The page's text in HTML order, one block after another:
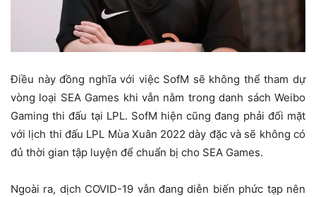
Điều này đồng nghĩa với việc SofM sẽ không thể tham dự
vòng loại SEA Games khi vẫn nằm trong danh sách Weibo
Gaming thi đấu tại LPL. SofM hiện cũng đang phải đối mặt
với lịch thi đấu LPL Mùa Xuân 2022 dày đặc và sẽ không có
đủ thời gian tập luyện để chuẩn bị cho SEA Games.
Ngoài ra, dịch COVID-19 vẫn đang diễn biến phức tạp nên